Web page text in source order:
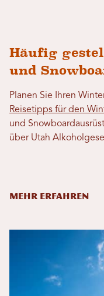
Häufig
und
Planen Sie Ihren
Reisetipps für den
und
über Utah
MEHR ERFAHREN